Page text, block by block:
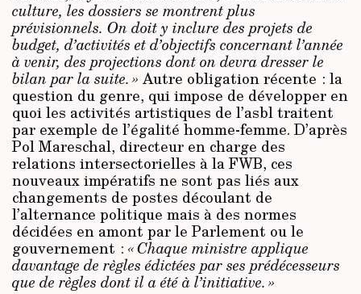
culture, les dossiers se montrent plus
prévisionnels. On doit y inclure des projets de
budget, d’activités et d’objectifs concernant l’année
à venir, des projections dont on devra dresser le
bilan par la suite. » Autre obligation récente : la
question du genre, qui impose de développer en
quoi les activités artistiques de l’asbl traitent
par exemple de l’égalité homme-femme. D’après
Pol Mareschal, directeur en charge des
relations intersectorielles à la FWB, ces
nouveaux impératifs ne sont pas liés aux
changements de postes découlant de
l’alternance politique mais à des normes
décidées en amont par le Parlement ou le
gouvernement : « Chaque ministre applique
davantage de règles édictées par ses prédécesseurs
que de règles dont il a été à l’initiative. »